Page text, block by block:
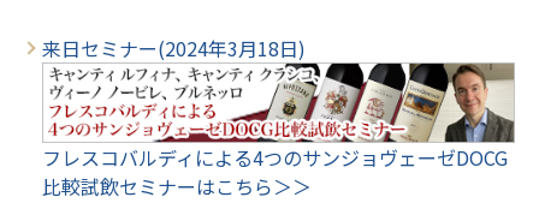
来日セミナー(2024年3月18日)
フレスコバルディによる4つのサンジョヴェーゼDOCG
比較試飲セミナーはこちら＞＞